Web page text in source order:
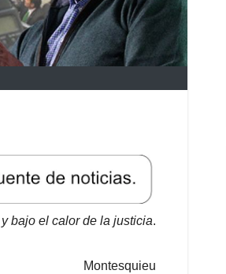
bajo el calor de la justicia.
Montesquieu